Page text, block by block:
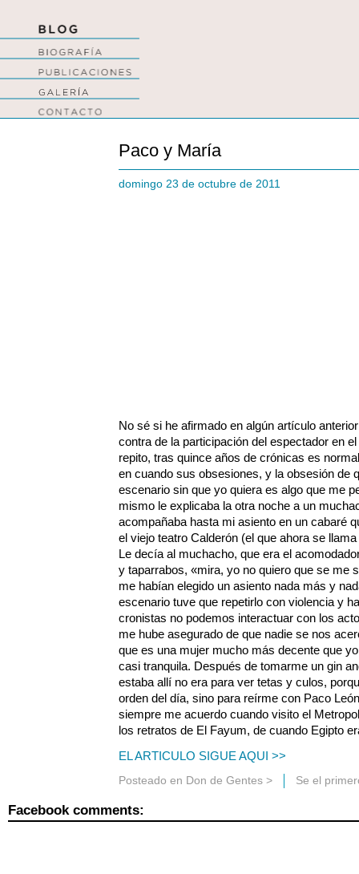
Paco y María
domingo 23 de octubre de 2011
No sé si he afirmado en algún artículo
contra de la participación del espectador en
repito, tras quince años de crónicas es
en cuando sus obsesiones, y la obsesión de
escenario sin que yo quiera es algo que me
mismo le explicaba la otra noche a un
acompañaba hasta mi asiento en un cabaré
el viejo teatro Calderón (el que ahora se
Le decía al muchacho, que era el
y taparrabos, «mira, yo no quiero que se me
me habían elegido un asiento nada más y
escenario tuve que repetirlo con violencia y
cronistas no podemos interactuar con los
me hube asegurado de que nadie se nos
que es una mujer mucho más decente que
casi tranquila. Después de tomarme un gin
estaba allí no era para ver tetas y culos,
orden del día, sino para reírme con Paco
siempre me acuerdo cuando visito el
los retratos de El Fayum, de cuando Egipto
EL ARTICULO SIGUE AQUI >>
Posteado en Don de Gentes > Se el
Facebook comments: